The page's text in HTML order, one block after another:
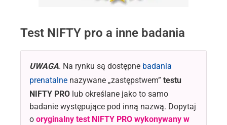
Test NIFTY pro a inne badania
UWAGA. Na rynku są dostępne badania
prenatalne nazywane „zastępstwem” testu
NIFTY PRO lub określane jako to samo
badanie występujące pod inną nazwą. Dopytaj
o oryginalny test NIFTY PRO wykonywany w